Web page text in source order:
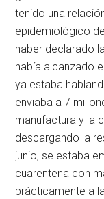
tenido una
epidemiológico
haber declarado
había alcanzado
ya estaba
enviaba a 7
manufactura y la
descargando la
junio, se estaba
cuarentena con
prácticamente a